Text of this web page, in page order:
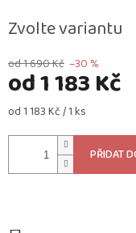
od 1 690 Kč –30 %
od1 183 Kč
Měrná
od 1 183 Kč / 1 ks
Zvolte variantu
PŘIDAT